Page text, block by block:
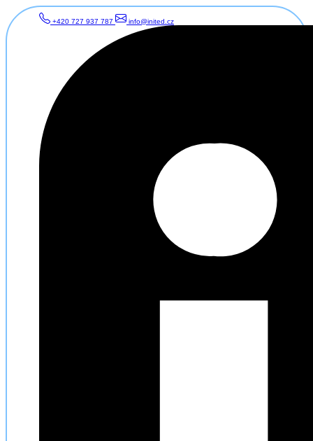
+420 727 937 787 info@inited.cz